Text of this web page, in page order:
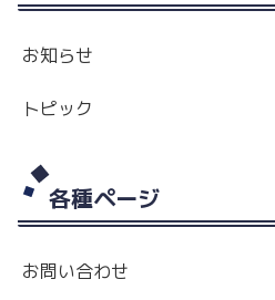
お知らせ
トピック
各種ページ
お問い合わせ